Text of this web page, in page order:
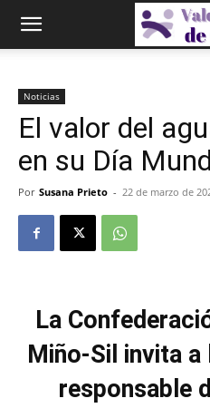
Noticias
El valor del
en su Día
Por Susana Prieto - 22 de marzo de
La
Miño-Sil invita
responsable